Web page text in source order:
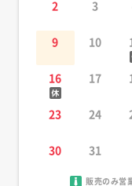
2 3
9 10
16 17
23 24
30 31
販売のみ営